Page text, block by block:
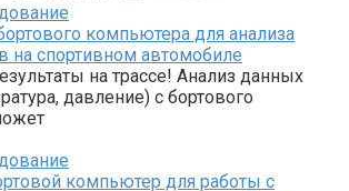
компьютера для анализа
на спортивном автомобиле
на трассе! Анализ данных
давление) с бортового
компьютер для работы с